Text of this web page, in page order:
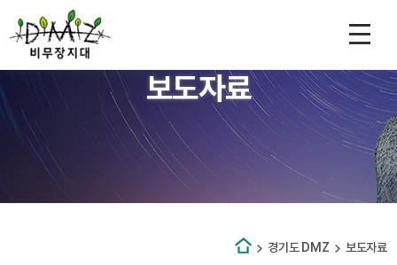
보도자료
경기도 DMZ 보도자료